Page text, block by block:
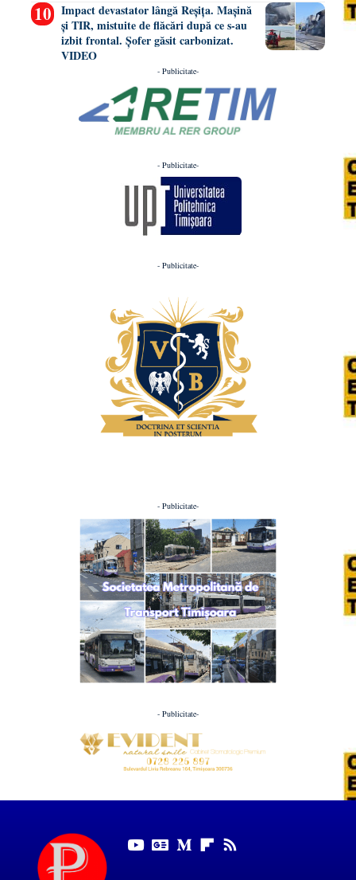
Impact devastator lângă Reșița. Mașină
și TIR, mistuite de flăcări după ce s-au
izbit frontal. Șofer găsit carbonizat.
VIDEO
- Publicitate-
- Publicitate-
- Publicitate-
- Publicitate-
- Publicitate-